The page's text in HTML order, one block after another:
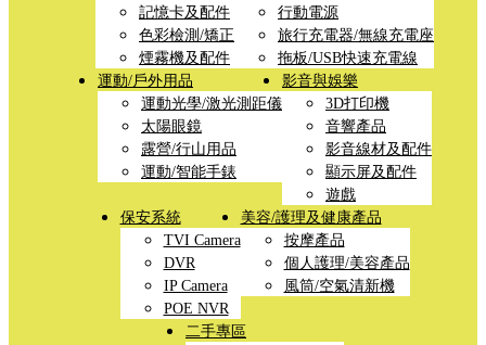
記憶卡及配件
色彩檢測/矯正
煙霧機及配件
行動電源
旅行充電器/無線充電座
拖板/USB快速充電線
運動/戶外用品
運動光學/激光測距儀
太陽眼鏡
露營/行山用品
運動/智能手錶
影音與娛樂
3D打印機
音響產品
影音線材及配件
顯示屏及配件
遊戲
保安系統
TVI Camera
DVR
IP Camera
POE NVR
美容/護理及健康產品
按摩產品
個人護理/美容產品
風筒/空氣清新機
二手專區